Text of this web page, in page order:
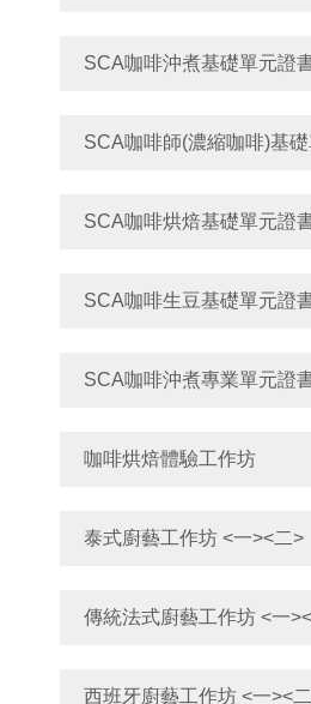
SCA咖啡沖煮基礎單元證
SCA咖啡師(濃縮咖啡)基
SCA咖啡烘焙基礎單元證
SCA咖啡生豆基礎單元證
SCA咖啡沖煮專業單元證
咖啡烘焙體驗工作坊
泰式廚藝工作坊 <一><二>
傳統法式廚藝工作坊 <一
西班牙廚藝工作坊 <一><